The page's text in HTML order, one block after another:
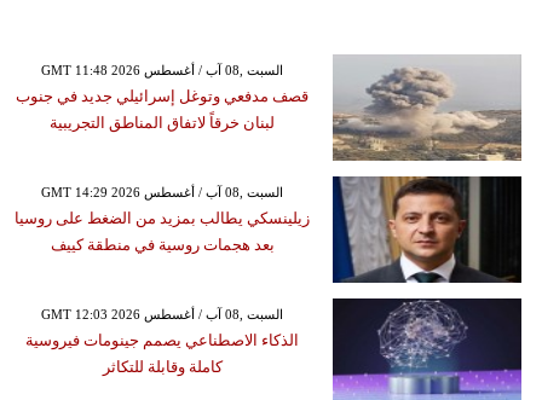
GMT 11:48 2026 السبت ,08 آب / أغسطس
قصف مدفعي وتوغل إسرائيلي جديد في جنوب
لبنان خرقاً لاتفاق المناطق التجريبية
GMT 14:29 2026 السبت ,08 آب / أغسطس
زيلينسكي يطالب بمزيد من الضغط على روسيا
بعد هجمات روسية في منطقة كييف
GMT 12:03 2026 السبت ,08 آب / أغسطس
الذكاء الاصطناعي يصمم جينومات فيروسية
كاملة وقابلة للتكاثر